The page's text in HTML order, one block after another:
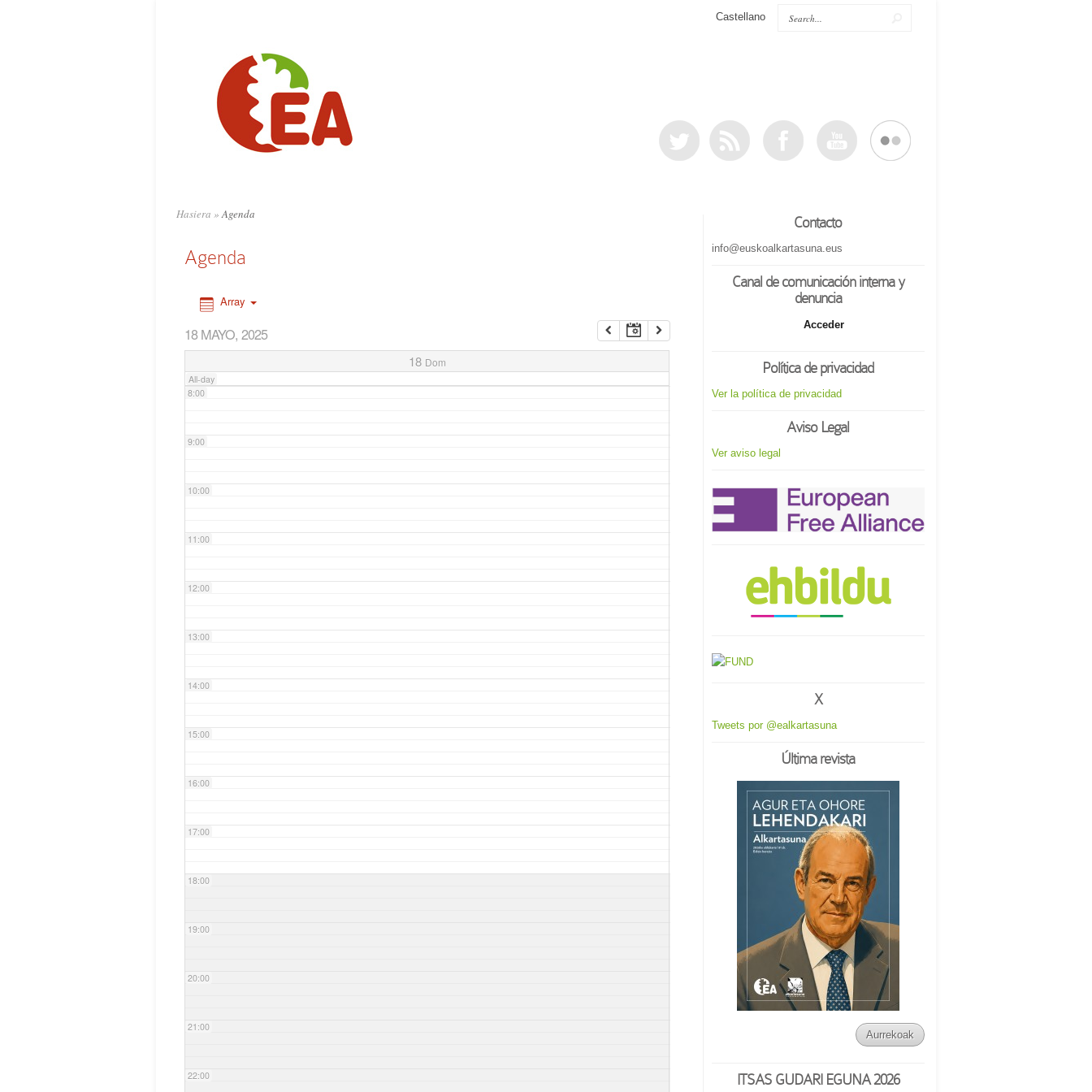
Castellano
Hasiera »Agenda
Agenda
Array
18 MAYO, 2025
18 Dom
All-day
6:00
8:00
9:00
10:00
11:00
12:00
13:00
14:00
15:00
16:00
17:00
18:00
19:00
20:00
21:00
22:00
Contacto
info@euskoalkartasuna.eus
Canal de comunicación interna y
denuncia
Acceder
Política de privacidad
Ver la política de privacidad
Aviso Legal
Ver aviso legal
X
Tweets por @ealkartasuna
Última revista
Aurrekoak
ITSAS GUDARI EGUNA 2026